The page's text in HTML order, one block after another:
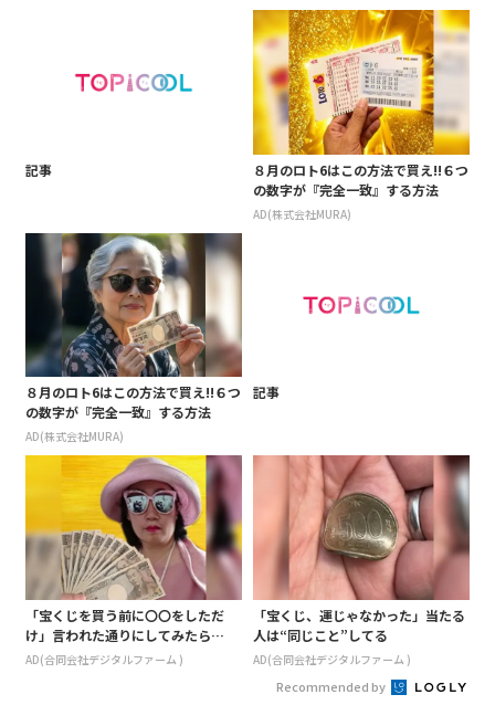
記事
８月のロト6はこの方法で買え!!６つ
の数字が『完全一致』する方法
AD(株式会社MURA)
８月のロト6はこの方法で買え!!６つ
の数字が『完全一致』する方法
AD(株式会社MURA)
記事
「宝くじを買う前に〇〇をしただ
け」言われた通りにしてみたら…
AD(合同会社デジタルファーム )
「宝くじ、運じゃなかった」当たる
人は“同じこと”してる
AD(合同会社デジタルファーム )
Recommended by